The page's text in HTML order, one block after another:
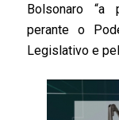
Bolsonaro “a
perante o
Legislativo e